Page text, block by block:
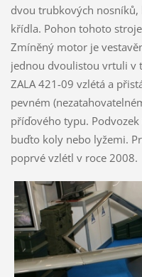
dvou trubkových
křídla. Pohon tohoto
Zmíněný motor je
jednou dvoulistou vrtuli v
ZALA 421-09 vzlétá a
pevném
příďového typu.
buďto koly nebo lyžemi.
poprvé vzlétl v roce 2008.